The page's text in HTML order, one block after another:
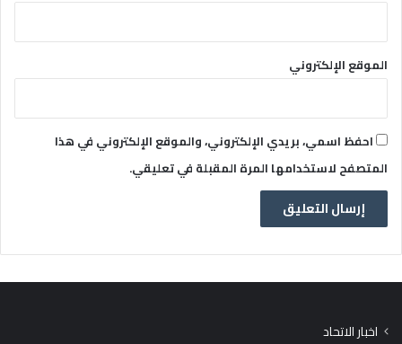
الموقع الإلكتروني
احفظ اسمي، بريدي الإلكتروني، والموقع الإلكتروني في هذا
المتصفح لاستخدامها المرة المقبلة في تعليقي.
اخبار الاتحاد